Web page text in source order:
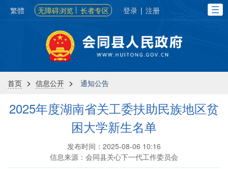
繁體 无障碍浏览 长者专区 登录 | 注册
首页 > 信息公开 > 通知公告
2025年度湖南省关工委扶助民族地区贫
困大学新生名单
发布时间：2025-08-06 10:16
信息来源：会同县关心下一代工作委员会